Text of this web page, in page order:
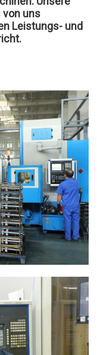
von uns
Leistungs- und